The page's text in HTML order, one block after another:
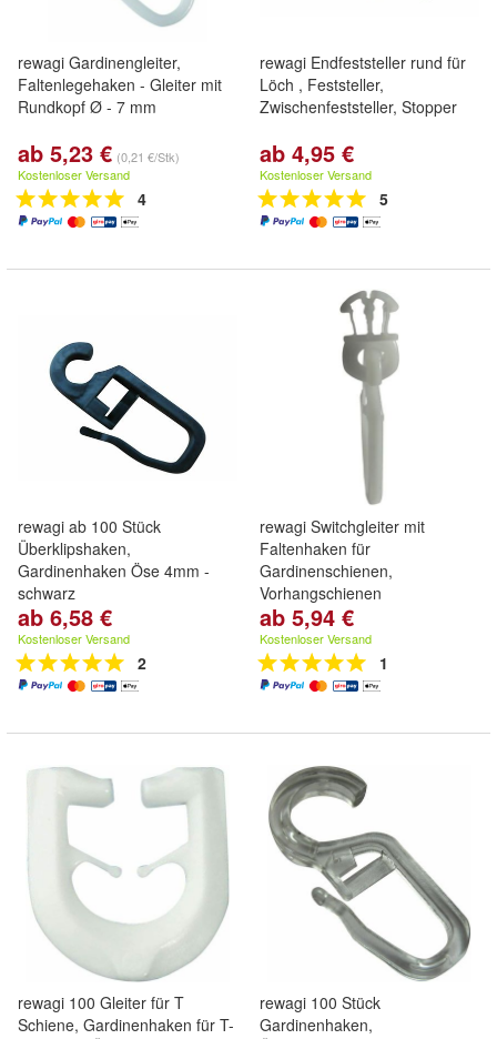
rewagi Gardinengleiter,
Faltenlegehaken - Gleiter mit
Rundkopf Ø - 7 mm
ab 5,23 € (0,21 €/Stk)
Kostenloser Versand
4
rewagi Endfeststeller rund für
Löch , Feststeller,
Zwischenfeststeller, Stopper
ab 4,95 €
Kostenloser Versand
5
rewagi ab 100 Stück
Überklipshaken,
Gardinenhaken Öse 4mm -
schwarz
ab 6,58 €
Kostenloser Versand
2
rewagi Switchgleiter mit
Faltenhaken für
Gardinenschienen,
Vorhangschienen
ab 5,94 €
Kostenloser Versand
1
rewagi 100 Gleiter für T
Schiene, Gardinenhaken für T-
rewagi 100 Stück
Gardinenhaken,